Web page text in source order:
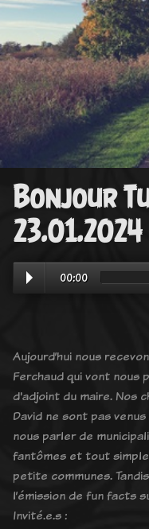
Bonjour
23.01.2024
00:00
Aujourd’hui nous
Ferchaud qui vont
d'adjoint du maire. Nos
David ne sont pas
nous parler de
fantômes et tout
petite communes.
l’émission de fun facts
Invité.e.s :